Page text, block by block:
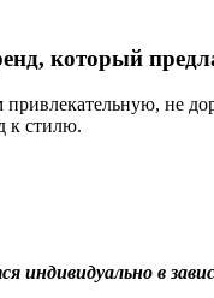
который
не
к стилю.
индивидуально в